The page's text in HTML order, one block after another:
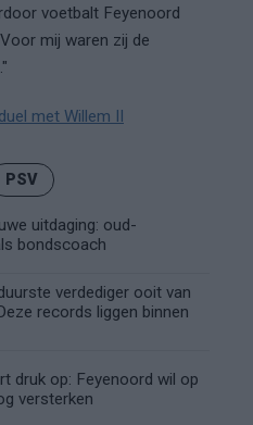
voetbalt Feyenoord
mij waren zij de
met Willem II
PSV
uitdaging: oud-
bondscoach
verdediger ooit van
records liggen binnen
druk op: Feyenoord wil op
versterken